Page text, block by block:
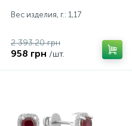
Вес изделия, г.: 1,17
2 393.20 грн
958 грн /шт.